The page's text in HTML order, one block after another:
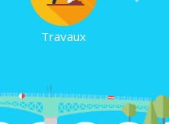
Travaux